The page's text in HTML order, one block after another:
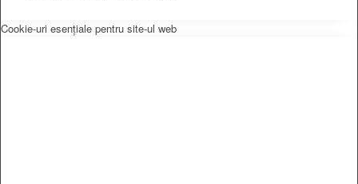
Cookie-uri esențiale pentru site-ul web